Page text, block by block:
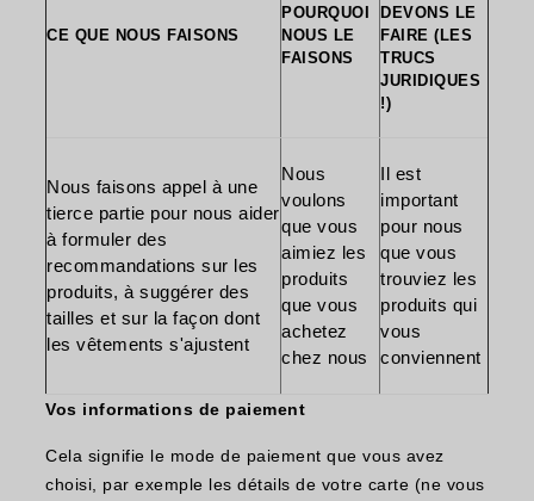
CE QUE NOUS FAISONS
POURQUOI
NOUS LE
FAISONS
DEVONS LE
FAIRE (LES
TRUCS
JURIDIQUES
!)
Nous faisons appel à une
tierce partie pour nous aider
à formuler des
recommandations sur les
produits, à suggérer des
tailles et sur la façon dont
les vêtements s'ajustent
Nous
voulons
que vous
aimiez les
produits
que vous
achetez
chez nous
Il est
important
pour nous
que vous
trouviez les
produits qui
vous
conviennent
Vos informations de paiement
Cela signifie le mode de paiement que vous avez
choisi, par exemple les détails de votre carte (ne vous